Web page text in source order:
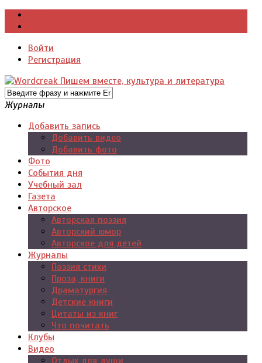
Войти
Регистрация
Журналы
Добавить запись
Добавить видео
Добавить фото
Фото
События дня
Учебный зал
Газета
Авторское
Авторская поэзия
Авторский юмор
Авторское для детей
Журналы
Поэзия стихи
Проза, книги
Драматургия
Детские книги
Цитаты из книг
Что почитать
Клубы
Видео
Отдых для души